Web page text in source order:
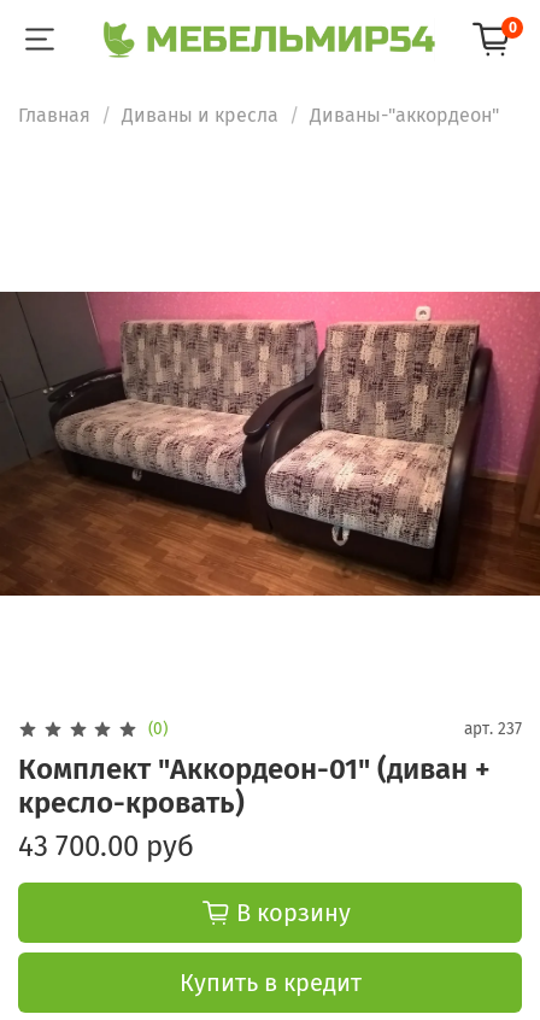
0
Главная Диваны и кресла Диваны-"аккордеон"
(0) арт. 237
Комплект "Аккордеон-01" (диван +
кресло-кровать)
43 700.00 руб
В корзину
Купить в кредит